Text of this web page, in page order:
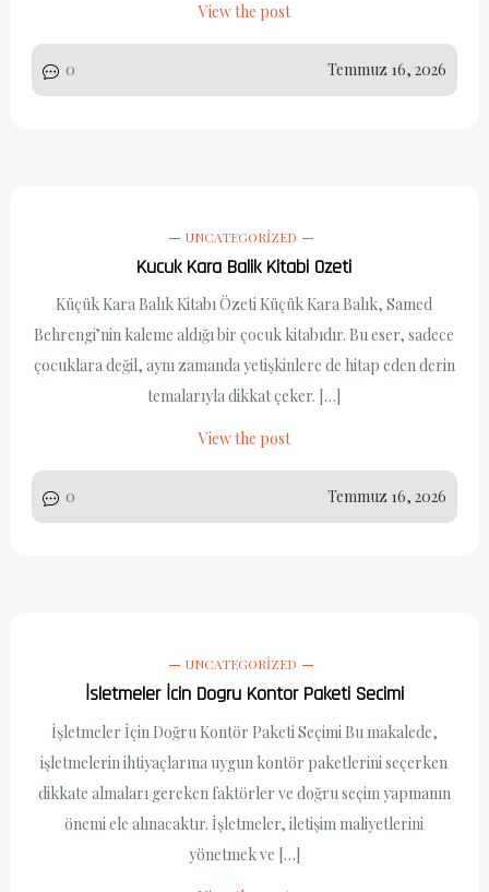
View the post
0 Temmuz 16, 2026
UNCATEGORIZED
Kucuk Kara Balik Kitabi Ozeti
Küçük Kara Balık Kitabı Özeti Küçük Kara Balık, Samed
Behrengi’nin kaleme aldığı bir çocuk kitabıdır. Bu eser, sadece
çocuklara değil, aynı zamanda yetişkinlere de hitap eden derin
temalarıyla dikkat çeker. […]
View the post
0 Temmuz 16, 2026
UNCATEGORIZED
İsletmeler İcin Dogru Kontor Paketi Secimi
İşletmeler İçin Doğru Kontör Paketi Seçimi Bu makalede,
işletmelerin ihtiyaçlarına uygun kontör paketlerini seçerken
dikkate almaları gereken faktörler ve doğru seçim yapmanın
önemi ele alınacaktır. İşletmeler, iletişim maliyetlerini
yönetmek ve […]